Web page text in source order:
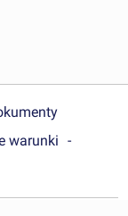
warunki